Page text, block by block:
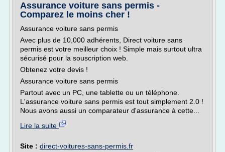
Assurance voiture sans permis -
Comparez le moins cher !
Assurance voiture sans permis
Avec plus de 10,000 adhérents, Direct voiture sans
permis est votre meilleur choix ! Simple mais surtout ultra
sécurisé pour la souscription web.
Obtenez votre devis !
Assurance voiture sans permis
Partout avec un PC, une tablette ou un téléphone.
L'assurance voiture sans permis est tout simplement 2.0 !
Nous avons aussi un comparateur d'assurance à cette...
Lire la suite
Site : direct-voitures-sans-permis.fr